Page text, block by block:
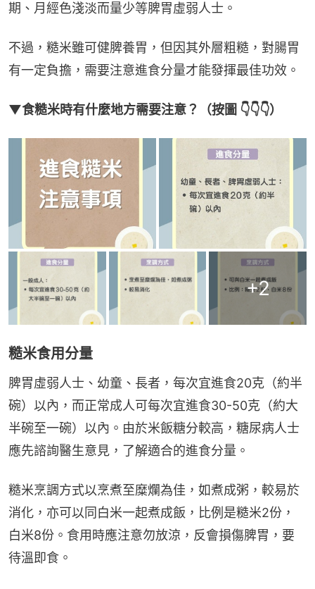
期、月經色淺淡而量少等脾胃虛弱人士。
不過，糙米雖可健脾養胃，但因其外層粗糙，對腸胃
有一定負擔，需要注意進食分量才能發揮最佳功效。
▼食糙米時有什麼地方需要注意？（按圖 👇👇👇）
+2
糙米食用分量
脾胃虛弱人士、幼童、長者，每次宜進食20克（約半
碗）以內，而正常成人可每次宜進食30-50克（約大
半碗至一碗）以內。由於米飯糖分較高，糖尿病人士
應先諮詢醫生意見，了解適合的進食分量。
糙米烹調方式以烹煮至糜爛為佳，如煮成粥，較易於
消化，亦可以同白米一起煮成飯，比例是糙米2份，
白米8份。食用時應注意勿放涼，反會損傷脾胃，要
待溫即食。